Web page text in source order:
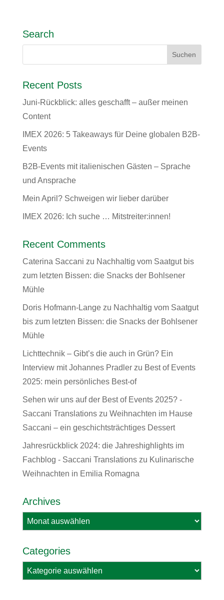
Search
Recent Posts
Juni-Rückblick: alles geschafft – außer meinen
Content
IMEX 2026: 5 Takeaways für Deine globalen B2B-
Events
B2B-Events mit italienischen Gästen – Sprache
und Ansprache
Mein April? Schweigen wir lieber darüber
IMEX 2026: Ich suche … Mitstreiter:innen!
Recent Comments
Caterina Saccani zu Nachhaltig vom Saatgut bis
zum letzten Bissen: die Snacks der Bohlsener
Mühle
Doris Hofmann-Langezu Nachhaltig vom Saatgut
bis zum letzten Bissen: die Snacks der Bohlsener
Mühle
Lichttechnik – Gibt’s die auch in Grün? Ein
Interview mit Johannes Pradlerzu Best of Events
2025: mein persönliches Best-of
Sehen wir uns auf der Best of Events 2025? -
Saccani Translationszu Weihnachten im Hause
Saccani – ein geschichtsträchtiges Dessert
Jahresrückblick 2024: die Jahreshighlights im
Fachblog - Saccani Translationszu Kulinarische
Weihnachten in Emilia Romagna
Archives
Archives
Categories
Categories